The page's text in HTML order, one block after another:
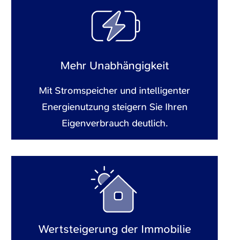
Mehr Unabhängigkeit
Mit Stromspeicher und intelligenter
Energienutzung steigern Sie Ihren
Eigenverbrauch deutlich.
Wertsteigerung der Immobilie